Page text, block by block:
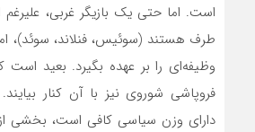
است. اما حتی یک بازیگر غربی،
طرف هستند (سوئیس، فنلاند، سوئد)،
وظیفه‌ای را بر عهده بگیرد. بعید
فروپاشی شوروی نیز با آن کنار
دارای وزن سیاسی کافی است، بخشی